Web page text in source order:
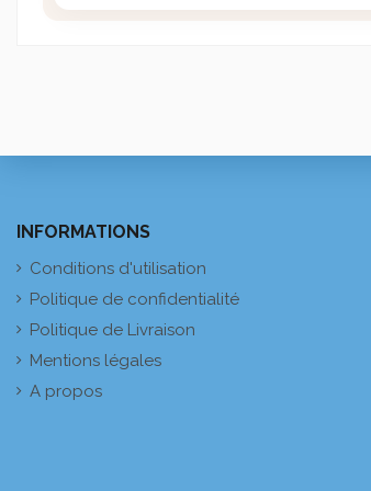
INFORMATIONS
Conditions d'utilisation
Politique de confidentialité
Politique de Livraison
Mentions légales
A propos